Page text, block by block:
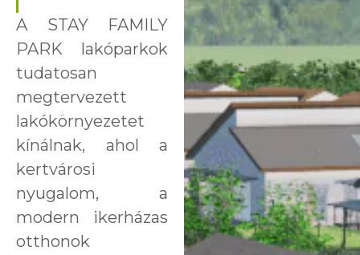
A STAY FAMILY
PARK lakóparkok
tudatosan
megtervezett
lakókörnyezetet
kínálnak, ahol a
kertvárosi
nyugalom, a
modern ikerházas
otthonok